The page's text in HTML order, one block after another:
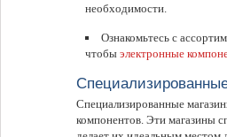
необходимости.
Ознакомьтесь с
чтобы электронные
Специализированные
компонентов. Эти магазины